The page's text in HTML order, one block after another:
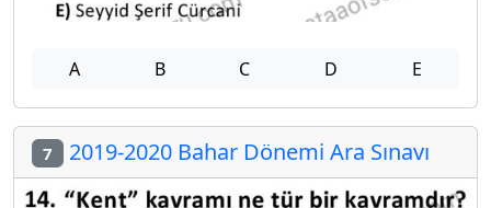
A B C D E
7 2019-2020 Bahar Dönemi Ara Sınavı